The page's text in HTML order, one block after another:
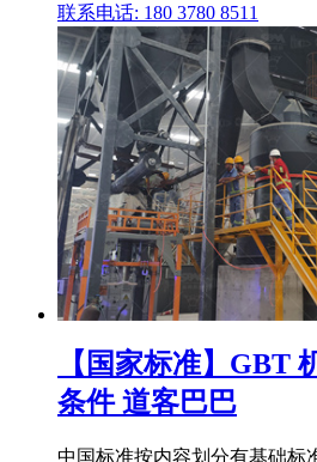
联系电话: 180 3780 8511
【国家标准】GBT
条件 道客巴巴
中国标准按内容划分有基础标